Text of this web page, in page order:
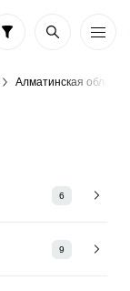
Алматинская область
6
9